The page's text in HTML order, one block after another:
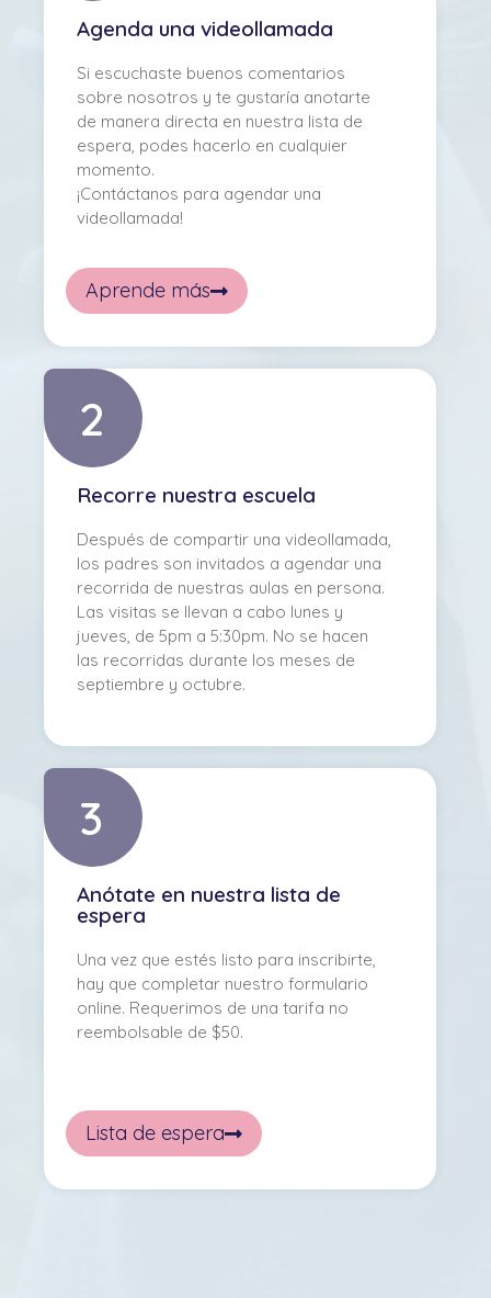
Agenda una videollamada
Si escuchaste buenos comentarios
sobre nosotros y te gustaría anotarte
de manera directa en nuestra lista de
espera, podes hacerlo en cualquier
momento.
¡Contáctanos para agendar una
videollamada!
Aprende más
2
Recorre nuestra escuela
Después de compartir una videollamada,
los padres son invitados a agendar una
recorrida de nuestras aulas en persona.
Las visitas se llevan a cabo lunes y
jueves, de 5pm a 5:30pm. No se hacen
las recorridas durante los meses de
septiembre y octubre.
3
Anótate en nuestra lista de
espera
Una vez que estés listo para inscribirte,
hay que completar nuestro formulario
online. Requerimos de una tarifa no
reembolsable de $50.
Lista de espera